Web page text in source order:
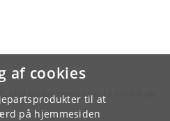
af cookies
til at
på hjemmesiden
skal du henvende dig til din lokale